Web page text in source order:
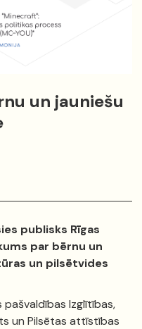
un jauniešu
publisks Rīgas
par bērnu un
un pilsētvides
pašvaldības Izglītības,
un Pilsētas attīstības